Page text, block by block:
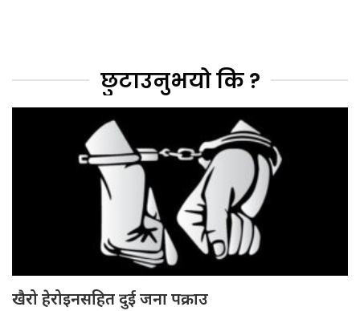
छुटाउनुभयो कि ?
खैरो हेरोइनसहित दुई जना पक्राउ